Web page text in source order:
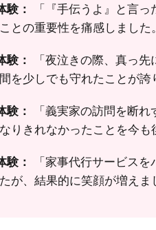
：
「『手伝うよ』と言
との重要性を痛感しました
：
「夜泣きの際、真っ
を少しでも守れたことが誇
：
「義実家の訪問を断
りきれなかったことを今も
：
「家事代行サービス
が、結果的に笑顔が増えま